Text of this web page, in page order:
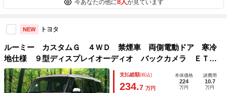
今あなたの他に8人が見ています
NEW トヨタ
ルーミー カスタムＧ ４ＷＤ 禁煙車 両側電動ドア 寒冷
地仕様 ９型ディスプレイオーディオ バックカメラ ＥＴ
Ｃ レーダークルーズコントロール Ｂｌｕｅｔｏｏｔｈ Ｌ
ＥＤヘッドライト ＬＥＤフォグライト クリアランスソナー
支払総額(税込)
234.7 万円
本体価格
224
万円
諸費用
10.7
万円